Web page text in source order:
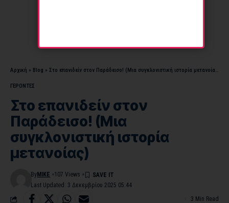
Αρχική » Blog » Στο επανιδείν στον Παράδεισο! (Μια συγκλονιστική ιστορία μετανοίας)
ΓΕΡΟΝΤΕΣ
Στο επανιδείν στον
Παράδεισο! (Μια
συγκλονιστική ιστορία
μετανοίας)
Last Updated: 3 Δεκεμβρίου 2025 05:44
By MIKE 107 Views
3 Min Read